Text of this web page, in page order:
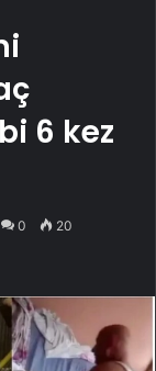
6 kez
0 20